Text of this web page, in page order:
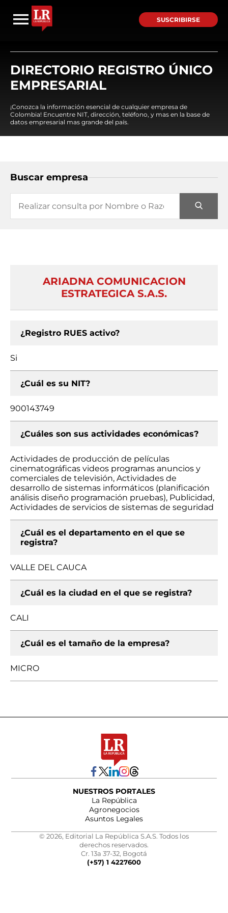
SUSCRIBIRSE
DIRECTORIO REGISTRO ÚNICO
EMPRESARIAL
¡Conozca la información esencial de cualquier empresa de
Colombia! Encuentre NIT, dirección, teléfono, y mas en la base de
datos empresarial mas grande del país.
Buscar empresa
ARIADNA COMUNICACION
ESTRATEGICA S.A.S.
¿Registro RUES activo?
Si
¿Cuál es su NIT?
900143749
¿Cuáles son sus actividades económicas?
Actividades de producción de películas
cinematográficas videos programas anuncios y
comerciales de televisión, Actividades de
desarrollo de sistemas informáticos (planificación
análisis diseño programación pruebas), Publicidad,
Actividades de servicios de sistemas de seguridad
¿Cuál es el departamento en el que se
registra?
VALLE DEL CAUCA
¿Cuál es la ciudad en el que se registra?
CALI
¿Cuál es el tamaño de la empresa?
MICRO
NUESTROS PORTALES
La República
Agronegocios
Asuntos Legales
© 2026, Editorial La República S.A.S. Todos los
derechos reservados.
Cr. 13a 37-32, Bogotá
(+57) 1 4227600